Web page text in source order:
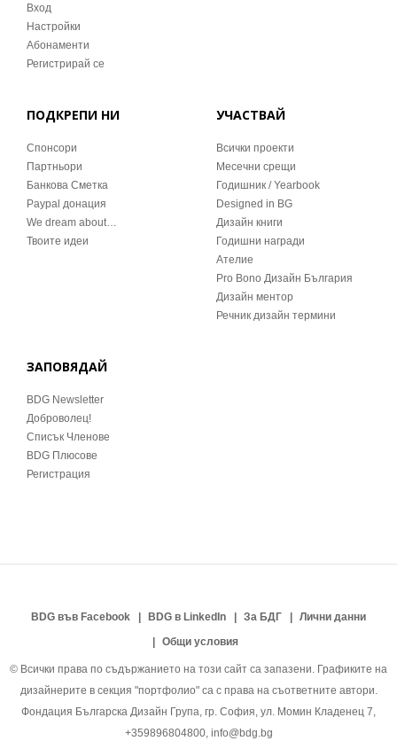
Вход
Настройки
Абонаменти
Регистрирай се
ПОДКРЕПИ НИ
Спонсори
Партньори
Банкова Сметка
Paypal донация
We dream about…
Твоите идеи
УЧАСТВАЙ
Всички проекти
Месечни срещи
Годишник / Yearbook
Designed in BG
Дизайн книги
Годишни награди
Ателие
Pro Bono Дизайн България
Дизайн ментор
Речник дизайн термини
ЗАПОВЯДАЙ
BDG Newsletter
Доброволец!
Списък Членове
BDG Плюсове
Регистрация
BDG във Facebook BDG в LinkedIn За БДГ
Лични данни
Общи условия
© Всички права по съдържанието на този сайт са запазени. Графиките на
дизайнерите в секция "портфолио" са с права на съответните автори.
Фондация Българска Дизайн Група, гр. София, ул. Момин Кладенец 7,
+359896804800, info@bdg.bg